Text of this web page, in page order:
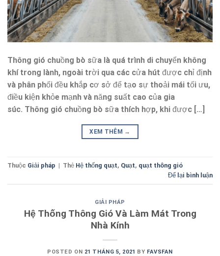
Thông gió chuồng bò sữa là quá trình di chuyển không
khí trong lành, ngoài trời qua các cửa hút được chỉ định
và phân phối đều khắp cơ sở để tạo sự thoải mái tối ưu,
điều kiện khỏe mạnh và năng suất cao của gia
súc. Thông gió chuồng bò sữa thích hợp, khi được […]
XEM THÊM →
Thuộc Giải pháp | Thẻ Hệ thống quạt, Quạt, quạt thông gió
Để lại bình luận
GIẢI PHÁP
Hệ Thống Thông Gió Và Làm Mát Trong
Nhà Kính
POSTED ON 21 THÁNG 5, 2021 BY FAVSFAN